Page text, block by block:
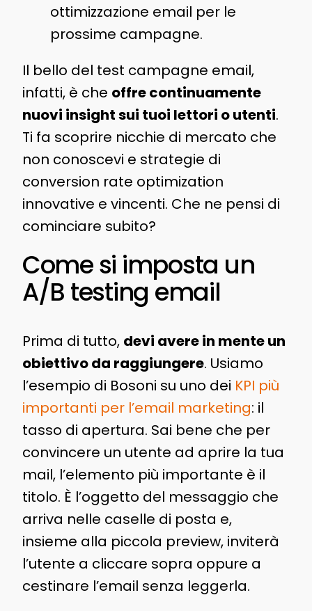
ottimizzazione email per le
prossime campagne.
Il bello del test campagne email,
infatti, è che offre continuamente
nuovi insight sui tuoi lettori o utenti.
Ti fa scoprire nicchie di mercato che
non conoscevi e strategie di
conversion rate optimization
innovative e vincenti. Che ne pensi di
cominciare subito?
Come si imposta un
A/B testing email
Prima di tutto, devi avere in mente un
obiettivo da raggiungere. Usiamo
l’esempio di Bosoni su uno dei KPI più
importanti per l’email marketing: il
tasso di apertura. Sai bene che per
convincere un utente ad aprire la tua
mail, l’elemento più importante è il
titolo. È l’oggetto del messaggio che
arriva nelle caselle di posta e,
insieme alla piccola preview, inviterà
l’utente a cliccare sopra oppure a
cestinare l’email senza leggerla.